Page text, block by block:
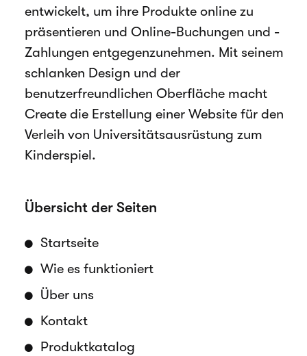
entwickelt, um ihre Produkte online zu
präsentieren und Online-Buchungen und -
Zahlungen entgegenzunehmen. Mit seinem
schlanken Design und der
benutzerfreundlichen Oberfläche macht
Create die Erstellung einer Website für den
Verleih von Universitätsausrüstung zum
Kinderspiel.
Übersicht der Seiten
Startseite
Wie es funktioniert
Über uns
Kontakt
Produktkatalog